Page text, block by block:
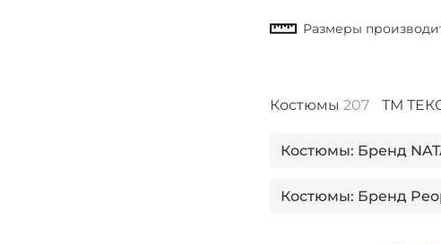
Костюмы 207 ТМ
Костюмы: Бренд
Костюмы: Бренд